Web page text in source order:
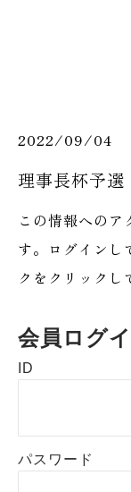
2022/09/04
理事長杯予選
この情報へのア
す。ログインし
クをクリックし
会員ログ
ID
パスワード